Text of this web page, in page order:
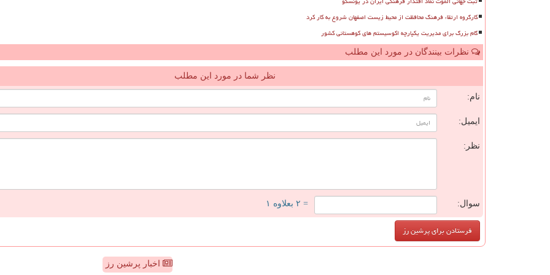
کارگروه ارتقاء فرهنگ محافظت از محیط زیست اصفهان شروع به کار کرد
گام بزرگ برای مدیریت یکپارچه اکوسیستم های کوهستانی کشور
نظرات بینندگان در مورد این مطلب
نظر شما در مورد این مطلب
نام:
ایمیل:
نظر:
سوال: = ۲ بعلاوه ۱
اخبار پرشین رز